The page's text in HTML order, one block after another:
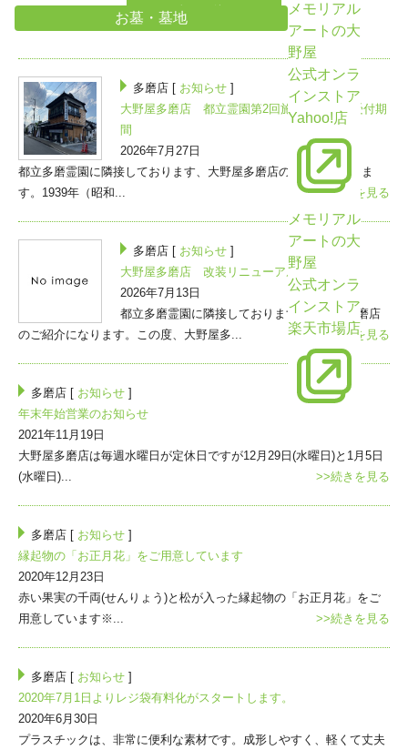
お墓・墓地
メモリアル
アートの大
野屋
公式オンラ
インストア
Yahoo!店
メモリアル
アートの大
野屋
公式オンラ
インストア
楽天市場店
次の10件>
多磨店 [ お知らせ ]
大野屋多磨店 都立霊園第2回施設変更制度受付期
間
2026年7月27日
都立多磨霊園に隣接しております、大野屋多磨店のご紹介になりま
す。1939年（昭和...
>>続きを見る
多磨店 [ お知らせ ]
大野屋多磨店 改装リニューアル
2026年7月13日
都立多磨霊園に隣接しております、大野屋多磨店
のご紹介になります。この度、大野屋多...
>>続きを見る
多磨店 [ お知らせ ]
年末年始営業のお知らせ
2021年11月19日
大野屋多磨店は毎週水曜日が定休日ですが12月29日(水曜日)と1月5日
(水曜日)...
>>続きを見る
多磨店 [ お知らせ ]
縁起物の「お正月花」をご用意しています
2020年12月23日
赤い果実の千両(せんりょう)と松が入った縁起物の「お正月花」をご
用意しています※...
>>続きを見る
多磨店 [ お知らせ ]
2020年7月1日よりレジ袋有料化がスタートします。
2020年6月30日
プラスチックは、非常に便利な素材です。成形しやすく、軽くて丈夫